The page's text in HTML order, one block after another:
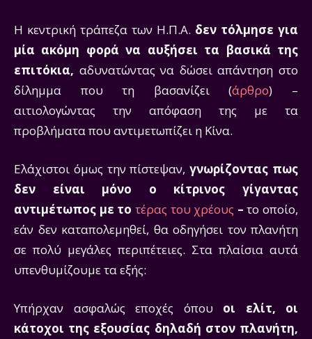
Η κεντρική τράπεζα των Η.Π.Α. δεν τόλμησε για
μία ακόμη φορά να αυξήσει τα βασικά της
επιτόκια, αδυνατώντας να δώσει απάντηση στο
δίλημμα που τη βασανίζει (άρθρο) –
αιτιολογώντας την απόφαση της με τα
προβλήματα που αντιμετωπίζει η Κίνα.
Ελάχιστοι όμως την πίστεψαν,γνωρίζοντας πως
δεν είναι μόνο ο κίτρινος γίγαντας
αντιμέτωπος με το τέρας του χρέους –το οποίο,
εάν δεν καταπολεμηθεί, θα οδηγήσει τον πλανήτη
σε πολύ μεγάλες περιπέτειες. Στα πλαίσια αυτά
υπενθυμίζουμε τα εξής:
Υπήρχαν ασφαλώς εποχές όπου οι ελίτ, οι
κάτοχοι της εξουσίας δηλαδή στον πλανήτη,